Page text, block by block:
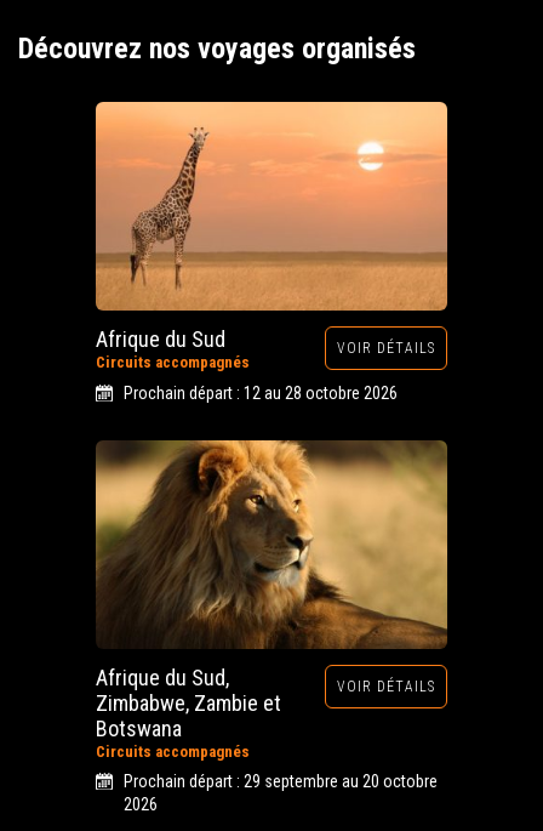
Découvrez nos voyages organisés
Afrique du Sud
Circuits accompagnés
VOIR DÉTAILS
Prochain départ : 12 au 28 octobre 2026
Afrique du Sud,
Zimbabwe, Zambie et
Botswana
Circuits accompagnés
VOIR DÉTAILS
Prochain départ : 29 septembre au 20 octobre
2026